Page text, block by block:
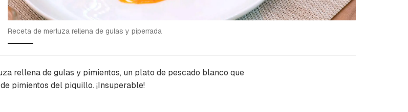
Receta de merluza rellena de gulas y piperrada
rellena de gulas y pimientos, un plato de pescado blanco que
pimientos del piquillo. ¡Insuperable!